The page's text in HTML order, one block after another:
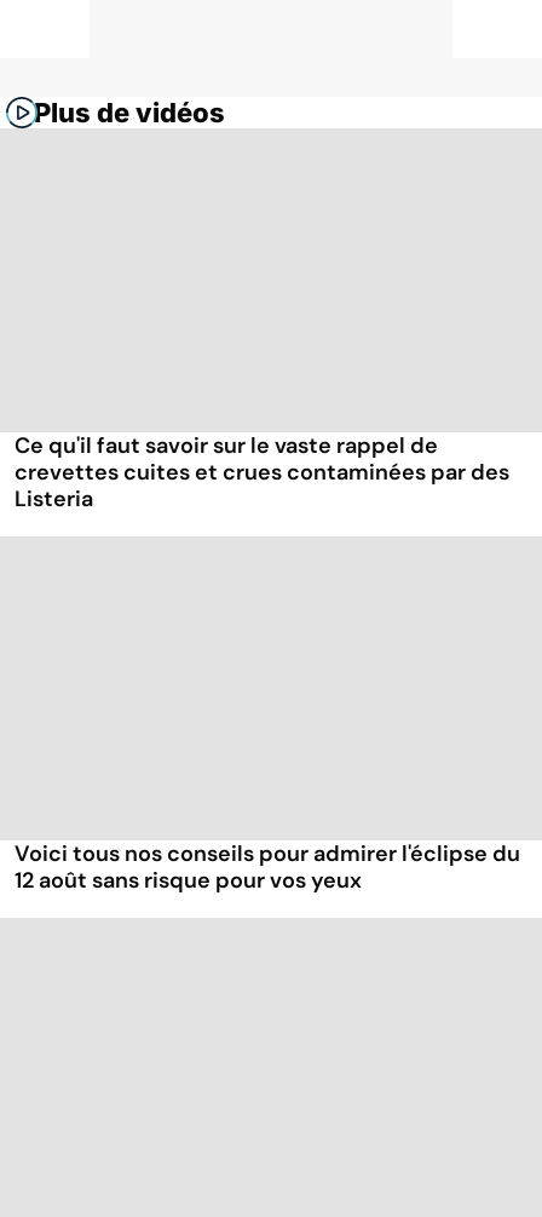
Plus de vidéos
Ce qu'il faut savoir sur le vaste rappel de
crevettes cuites et crues contaminées par des
Listeria
Voici tous nos conseils pour admirer l'éclipse du
12 août sans risque pour vos yeux